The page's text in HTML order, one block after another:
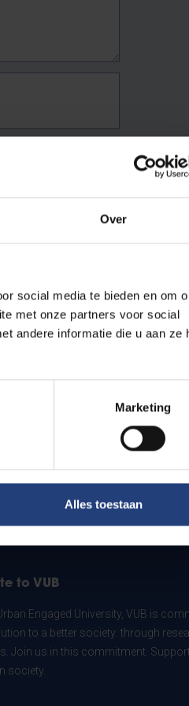
Over
social media te bieden en om
met onze partners voor social
andere informatie die u aan ze
Marketing
Alles toestaan
to VUB
Engaged University, VUB is
to a better society: through
Join us in this commitment.
society.